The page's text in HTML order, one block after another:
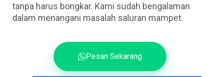
tanpa harus bongkar. Kami sudah bengalaman
dalam menangani masalah saluran mampet.
Pesan Sekarang